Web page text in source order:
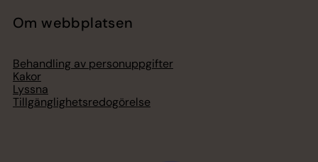
Om webbplatsen
Behandling av personuppgifter
Kakor
Lyssna
Tillgänglighetsredogörelse